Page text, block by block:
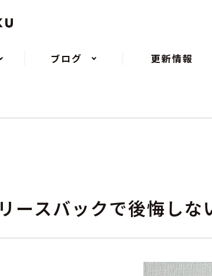
ブログ 更新情報
リースバックで後悔し